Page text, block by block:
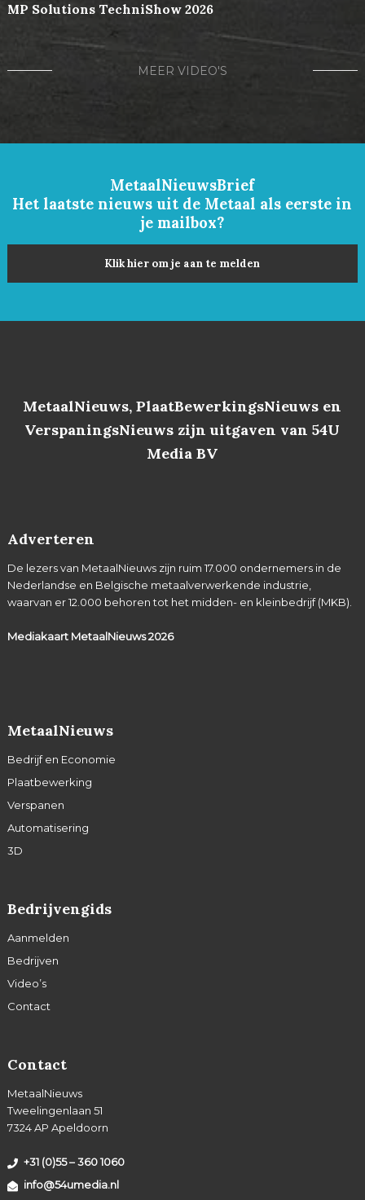
MP Solutions TechniShow 2026
MEER VIDEO'S
MetaalNieuwsBrief
Het laatste nieuws uit de Metaal als eerste in
je mailbox?
Klik hier om je aan te melden
MetaalNieuws, PlaatBewerkingsNieuws en
VerspaningsNieuws zijn uitgaven van 54U
Media BV
Adverteren
De lezers van MetaalNieuws zijn ruim 17.000 ondernemers in de
Nederlandse en Belgische metaalverwerkende industrie,
waarvan er 12.000 behoren tot het midden- en kleinbedrijf (MKB).
Mediakaart MetaalNieuws2026
MetaalNieuws
Bedrijf en Economie
Plaatbewerking
Verspanen
Automatisering
3D
Bedrijvengids
Aanmelden
Bedrijven
Video’s
Contact
Contact
MetaalNieuws
Tweelingenlaan 51
7324 AP Apeldoorn
+31 (0)55 – 360 1060
info@54umedia.nl